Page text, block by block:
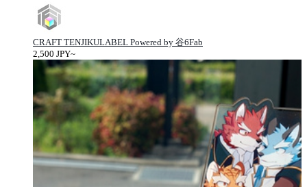
CRAFT TENJIKULABEL Powered by 谷6Fab
2,500 JPY~